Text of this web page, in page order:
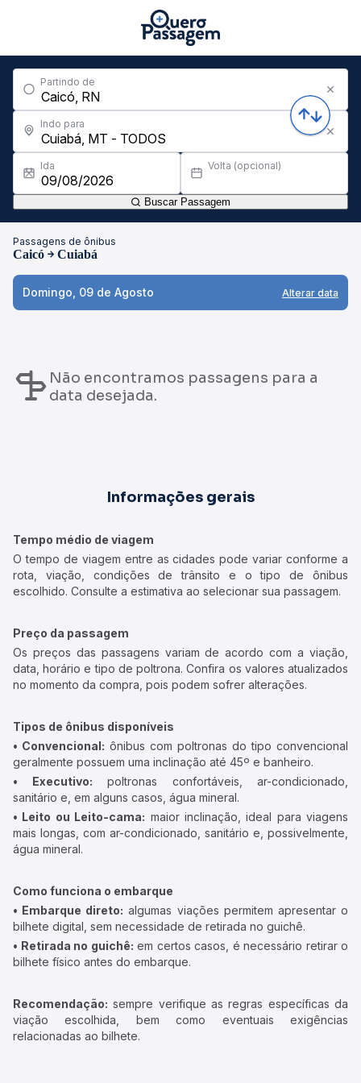
Partindo de
Indo para
Ida Volta (opcional)
Buscar Passagem
Passagens de ônibus
Caicó Cuiabá
Domingo, 09 de Agosto Alterar data
Não encontramos passagens para a
data desejada.
Informações gerais
Tempo médio de viagem
O tempo de viagem entre as cidades pode variar conforme a
rota, viação, condições de trânsito e o tipo de ônibus
escolhido. Consulte a estimativa ao selecionar sua passagem.
Preço da passagem
Os preços das passagens variam de acordo com a viação,
data, horário e tipo de poltrona. Confira os valores atualizados
no momento da compra, pois podem sofrer alterações.
Tipos de ônibus disponíveis
• Convencional: ônibus com poltronas do tipo convencional
geralmente possuem uma inclinação até 45º e banheiro.
• Executivo: poltronas confortáveis, ar-condicionado,
sanitário e, em alguns casos, água mineral.
• Leito ou Leito-cama: maior inclinação, ideal para viagens
mais longas, com ar-condicionado, sanitário e, possivelmente,
água mineral.
Como funciona o embarque
• Embarque direto: algumas viações permitem apresentar o
bilhete digital, sem necessidade de retirada no guichê.
• Retirada no guichê: em certos casos, é necessário retirar o
bilhete físico antes do embarque.
Recomendação: sempre verifique as regras específicas da
viação escolhida, bem como eventuais exigências
relacionadas ao bilhete.